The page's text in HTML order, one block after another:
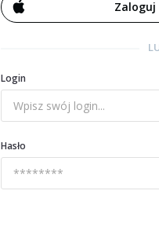
Zaloguj
Login
Hasło